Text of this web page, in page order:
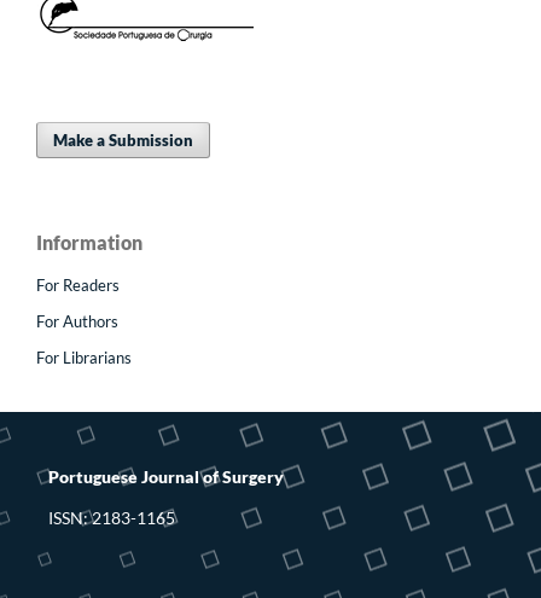
Make a Submission
Information
For Readers
For Authors
For Librarians
Portuguese Journal of Surgery
ISSN: 2183-1165